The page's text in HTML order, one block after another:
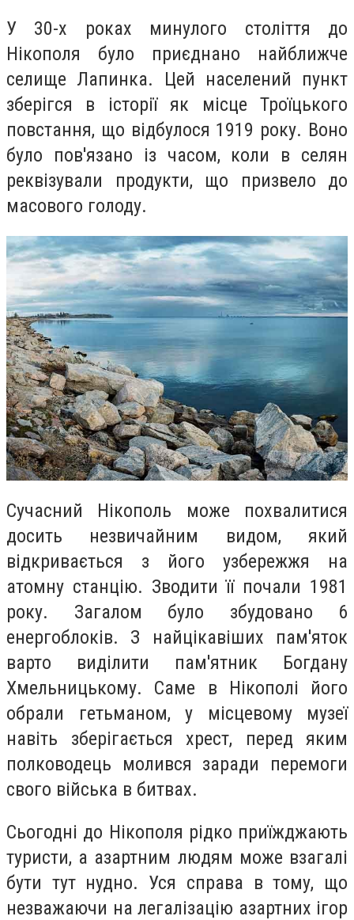
У 30-х роках минулого століття до
Нікополя було приєднано найближче
селище Лапинка. Цей населений пункт
зберігся в історії як місце Троїцького
повстання, що відбулося 1919 року. Воно
було пов'язано із часом, коли в селян
реквізували продукти, що призвело до
масового голоду.
Сучасний Нікополь може похвалитися
досить незвичайним видом, який
відкривається з його узбережжя на
атомну станцію. Зводити її почали 1981
року. Загалом було збудовано 6
енергоблоків. З найцікавіших пам'яток
варто виділити пам'ятник Богдану
Хмельницькому. Саме в Нікополі його
обрали гетьманом, у місцевому музеї
навіть зберігається хрест, перед яким
полководець молився заради перемоги
свого війська в битвах.
Сьогодні до Нікополя рідко приїжджають
туристи, а азартним людям може взагалі
бути тут нудно. Уся справа в тому, що
незважаючи на легалізацію азартних ігор